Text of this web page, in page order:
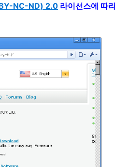
NC-ND) 2.0 라이선스에 따